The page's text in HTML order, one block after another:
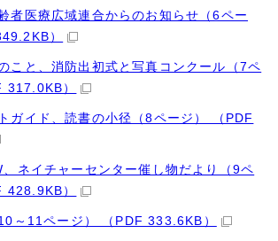
者医療広域連合からのお知らせ（6ペー
）
こと、消防出初式と写真コンクール（7ペ
317.0KB）
ガイド、読書の小径（8ページ） （PDF
、ネイチャーセンター催し物だより（9ペ
428.9KB）
～11ページ） （PDF 333.6KB）